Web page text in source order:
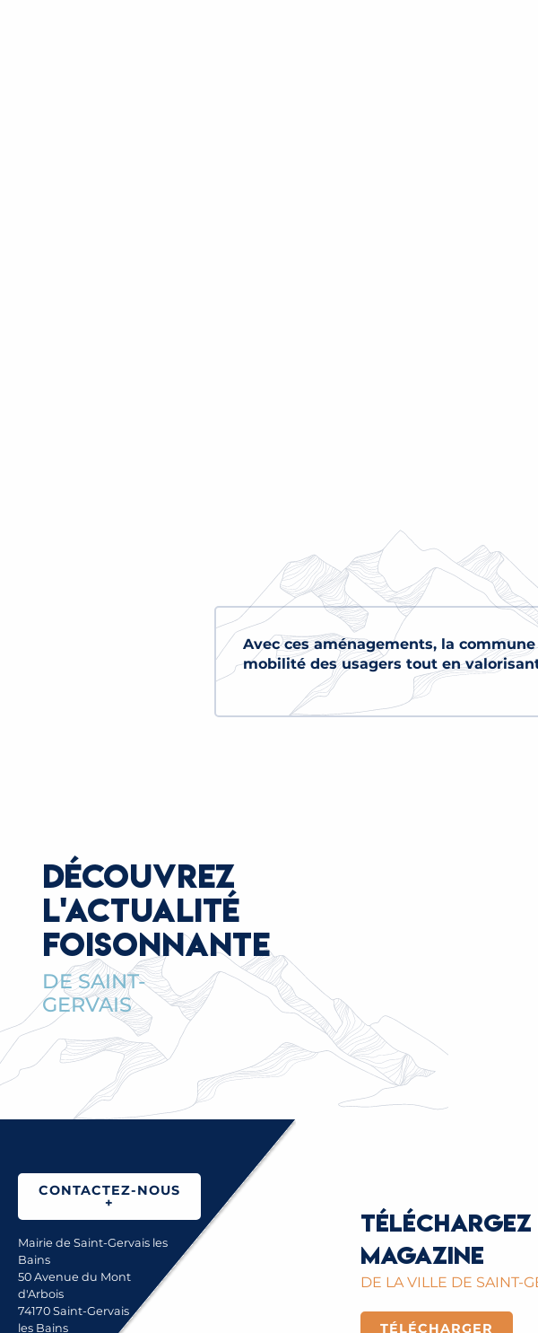
Avec ces aménagements, la
mobilité des usagers tout en
DÉCOUVREZ
L'ACTUALITÉ
FOISONNANTE
DE SAINT-
GERVAIS
CONTACTEZ-NOUS
+
Mairie de Saint-Gervais les
Bains
50 Avenue du Mont
d'Arbois
74170 Saint-Gervais
les Bains
Téléchargez
magazine
DE LA VILLE DE SAINT-
TÉLÉCHARGER